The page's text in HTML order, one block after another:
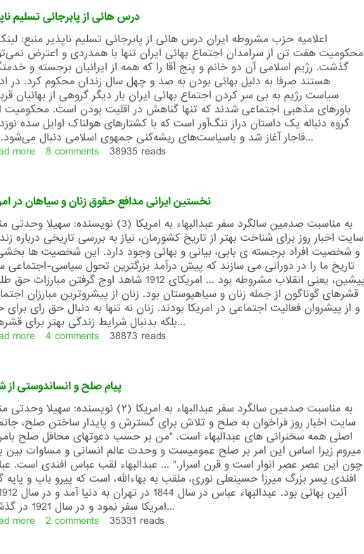
بهائی
ستيزی
درس هائی از پابرجائی تسلیم
اعلامیه حزب مشروطه ایران درس هائی از پابرجائی تسلیم ناپذیر منبع:
محکومیت هفت تن از سرامدان اجتماع بهائی ایران تنها با همدردی و اعترض
گذشت. رژیم اسلامی آن دو خانم و پنج آقا را که همه از ایرانیان برجسته و
هستند صرفا به دلیل بهائی بودن به صد و چهل سال زندان محکوم کرد. در
سیاست رژیم به بی سر کردن اجتماع بهائی ایران بار دیگر گروهی از بهائیان
باور‌های مذهبی اجتماعی شدند که تنها گناهش در اقلیت بودن است. محکومیت
گروه دنباله یک داستان دراز ننگ‌آور است که با کشتار‌های هولناک اوایل سده
قاجار آغاز شد و باسیاست‌های ریشه‌کنی جمهوی اسلامی دنبال می‌شود. اما...
more about
پابرجائی
تسلیم
ناپذیر
8 comments 38935 reads
نخستین ایرانی مدافع حقوق زنان و سیاهان در
به مناسبت صدمین سالگرد سفر عبدالبهاء به امریکا (3) نویسنده: سهیلا
سایت اخبار روز برای شناخت بهتر از تاریخ کشورمان، نیاز به بررسی تاریخی درباره
و شخصیت افراد برجسته ی بابی، بیانی و بهائی وجود دارد. این شخصیت ها
تاریخ ما را در دورانی می سازند که پیش درآمد بزرگترین تحول سیاسی-اجتماعی
پیشین، یعنی انقلاب مشروطه بود ... امریکای 1912 شاهد اوج گرفتن مبارزات
قشرهای گوناگون از جمله زنان و سیاهپوستان بود. زنان از پیشروترین مبارزان
و از پیشروان فعالیت اجتماعی در امریکا بودند. زنان نه تنها به دنبال حق رای برای
بلکه بدنبال شرایط زندگی بهتر برای قشرهای...
more about
مدافع
حقوق
زنان
و
سیاهان
در
امریکا
4 comments 38873 reads
پیام صلح و انساندوستی از
به مناسبت صدمین سالگرد سفر عبدالبهاء به امریکا (۲) نویسنده: سهیلا
سایت اخبار روز فراخوان به صلح و تلاش برای گسترش و پایدار ساختن صلح،
اصلی همه سخنرانی های عبدالبهاء است. "من بر حسب دعوتهای محافل صلح
میروم زیرا اساس این امر بر صلح عمومیست و وحدت عالم انسانی و مساوات بین
چون این عصر عصر انوار است و قرن اسرار." ... عبدالبهاء لقب عباس افندی است.
افندی پسر بزرگ میرزا حسینعلی نوری، ملقب به بهاءالله، است که پیرو باب و پایه
امریکا سفر نمود و در سال 1921 در گذشت...
more about
2 comments 35331 reads